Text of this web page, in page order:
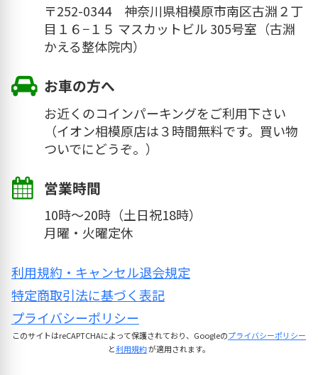
横浜銀行のところの横断歩道を渡って、さ
らに直進。
オリジンやあいみパンの通りを進むと、
AEON（イオン）に近づいてきます。
横浜銀行のところの横断歩道を渡ったら、
右へ。
センター横をそのまま直進。
イオンを出て横断歩道を渡ったら、古淵医
〒252-0344 神奈川県相模原市南区古淵２丁
目１６−１５ マスカットビル 305号室（古淵
かえる整体院内）
お車の方へ
お近くのコインパーキングをご利用下さい
（イオン相模原店は３時間無料です。買い物
ついでにどうぞ。）
営業時間
10時～20時（土日祝18時）
月曜・火曜定休
利用規約・キャンセル退会規定
特定商取引法に基づく表記
プライバシーポリシー
このサイトはreCAPTCHAによって保護されており、Googleのプライバシーポリシー
と利用規約が適用されます。